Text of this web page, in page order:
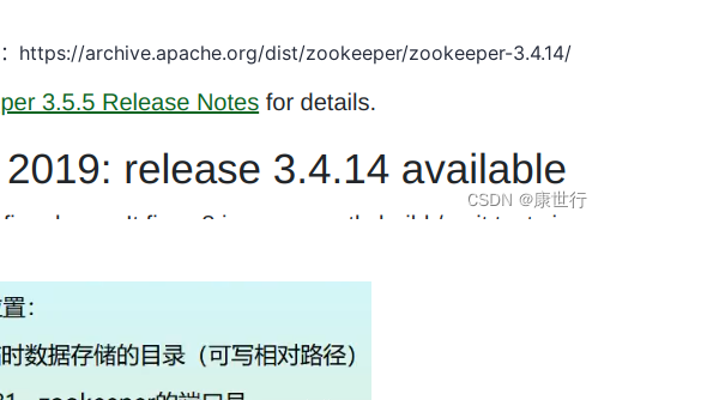
：https://archive.apache.org/dist/zookeeper/zookeeper-3.4.14/